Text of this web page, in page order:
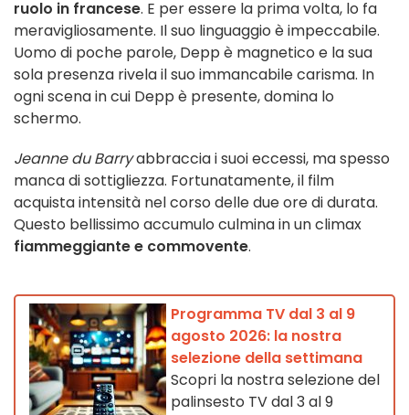
ruolo in francese. E per essere la prima volta, lo fa
meravigliosamente. Il suo linguaggio è impeccabile.
Uomo di poche parole, Depp è magnetico e la sua
sola presenza rivela il suo immancabile carisma. In
ogni scena in cui Depp è presente, domina lo
schermo.
Jeanne du Barryabbraccia i suoi eccessi, ma spesso
manca di sottigliezza. Fortunatamente, il film
acquista intensità nel corso delle due ore di durata.
Questo bellissimo accumulo culmina in un climax
fiammeggiante e commovente.
Programma TV dal 3 al 9
agosto 2026: la nostra
selezione della settimana
Scopri la nostra selezione del
palinsesto TV dal 3 al 9